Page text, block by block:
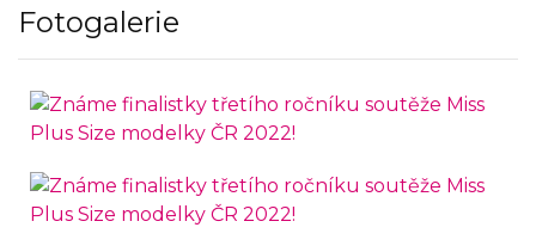
Fotogalerie